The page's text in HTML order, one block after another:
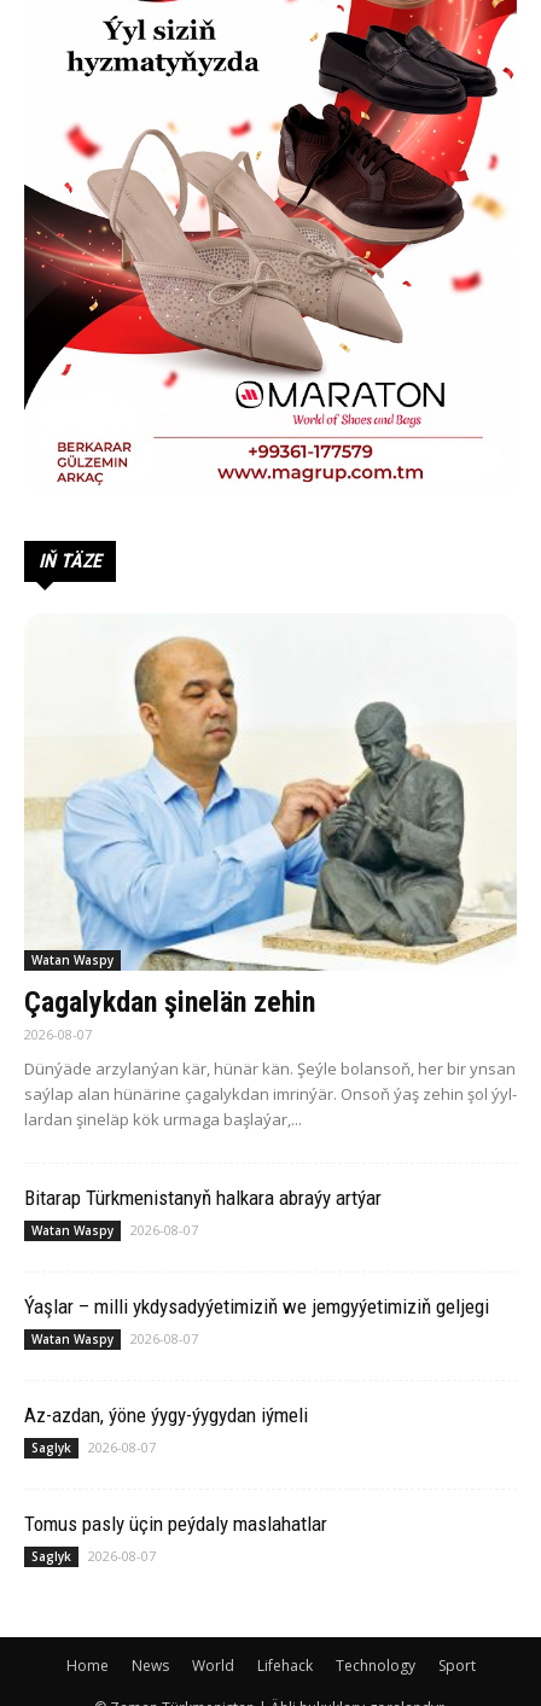
IŇ TÄZE
Watan Waspy
Çagalykdan şinelän zehin
2026-08-07
Dün­ýä­de ar­zy­la­n­ýan kär, hü­när kän. Şeý­le bo­lan­soň, her bir yn­san
saý­lap alan hü­nä­ri­ne ça­ga­lyk­dan im­rin­ýär. On­soň ýaş ze­hin şol ýyl­
lar­dan şi­ne­läp kök ur­ma­ga baş­la­ýar,...
Bitarap Türkmenistanyň halkara abraýy artýar
Watan Waspy 2026-08-07
Ýaşlar – milli ykdysadyýetimiziň we jemgyýetimiziň geljegi
Watan Waspy 2026-08-07
Az-azdan, ýöne ýygy-ýygydan iýmeli
Saglyk 2026-08-07
Tomus pasly üçin peýdaly maslahatlar
Saglyk 2026-08-07
Home News World Lifehack Technology Sport